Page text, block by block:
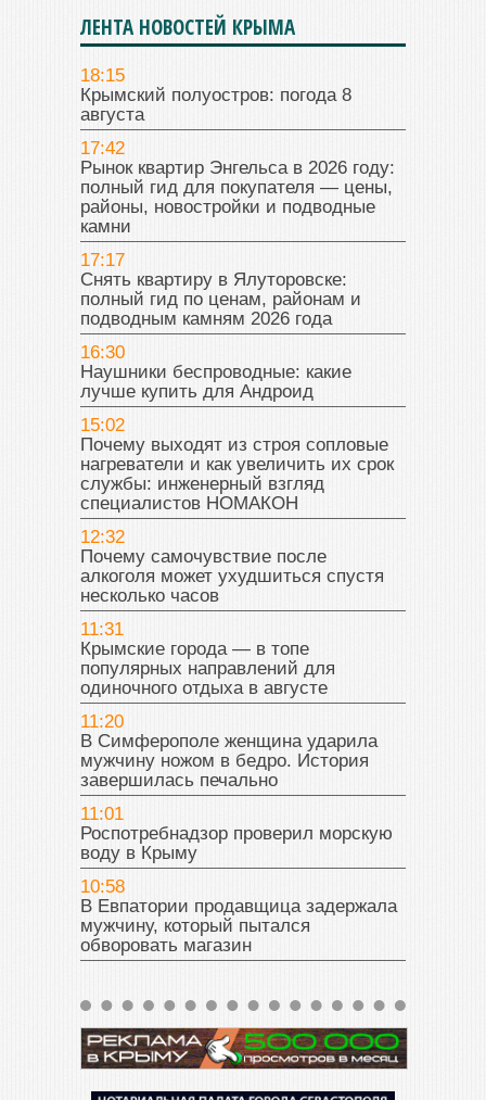
ЛЕНТА НОВОСТЕЙ КРЫМА
18:15
Крымский полуостров: погода 8
августа
17:42
Рынок квартир Энгельса в 2026 году:
полный гид для покупателя — цены,
районы, новостройки и подводные
камни
17:17
Снять квартиру в Ялуторовске:
полный гид по ценам, районам и
подводным камням 2026 года
16:30
Наушники беспроводные: какие
лучше купить для Андроид
15:02
Почему выходят из строя сопловые
нагреватели и как увеличить их срок
службы: инженерный взгляд
специалистов НОМАКОН
12:32
Почему самочувствие после
алкоголя может ухудшиться спустя
несколько часов
11:31
Крымские города — в топе
популярных направлений для
одиночного отдыха в августе
11:20
В Симферополе женщина ударила
мужчину ножом в бедро. История
завершилась печально
11:01
Роспотребнадзор проверил морскую
воду в Крыму
10:58
В Евпатории продавщица задержала
мужчину, который пытался
обворовать магазин